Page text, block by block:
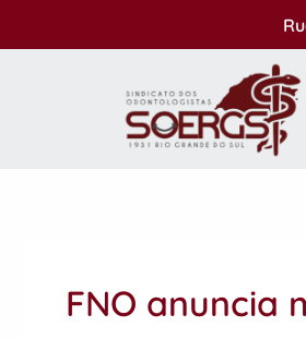
FNO anuncia